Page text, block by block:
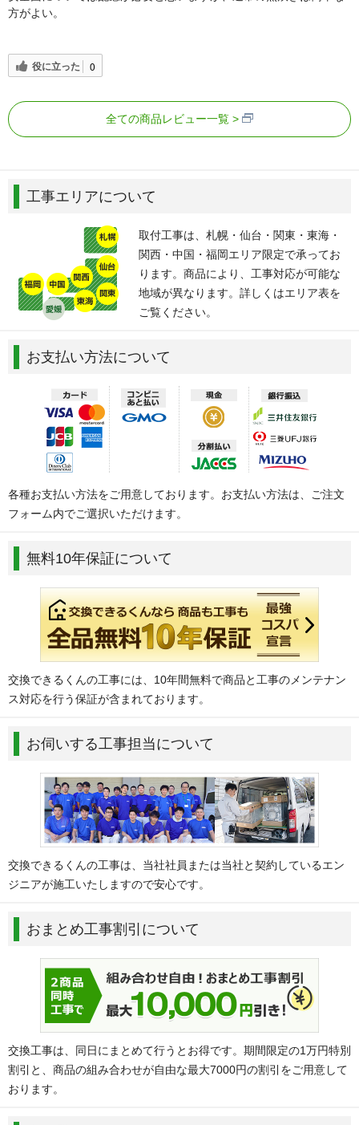
方がよい。
役に立った 0
全ての商品レビュー一覧
工事エリアについて
取付工事は、札幌・仙台・関東・東海・
関西・中国・福岡エリア限定で承ってお
ります。商品により、工事対応が可能な
地域が異なります。詳しくはエリア表を
ご覧ください。
お支払い方法について
各種お支払い方法をご用意しております。お支払い方法は、ご注文
フォーム内でご選択いただけます。
無料10年保証について
交換できるくんの工事には、10年間無料で商品と工事のメンテナン
ス対応を行う保証が含まれております。
お伺いする工事担当について
交換できるくんの工事は、当社社員または当社と契約しているエン
ジニアが施工いたしますので安心です。
おまとめ工事割引について
交換工事は、同日にまとめて行うとお得です。期間限定の1万円特別
割引と、商品の組み合わせが自由な最大7000円の割引をご用意して
おります。